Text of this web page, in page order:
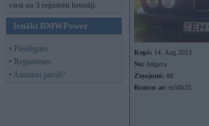
viesi un 3 reģistrēti lietotāji.
Ienākt BMWPower
• Pieslēgties
• Reģistrēties
• Aizmirsi paroli?
Kopš: 14. Aug 2013
No: Jelgava
Ziņojumi: 88
Braucu ar: m50b25